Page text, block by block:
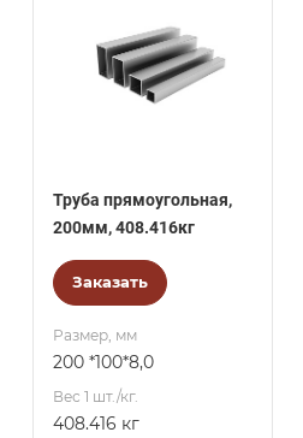
Труба прямоугольная,
200мм, 408.416кг
Заказать
Размер, мм
200 *100*8,0
Вес 1 шт./кг.
408.416 кг